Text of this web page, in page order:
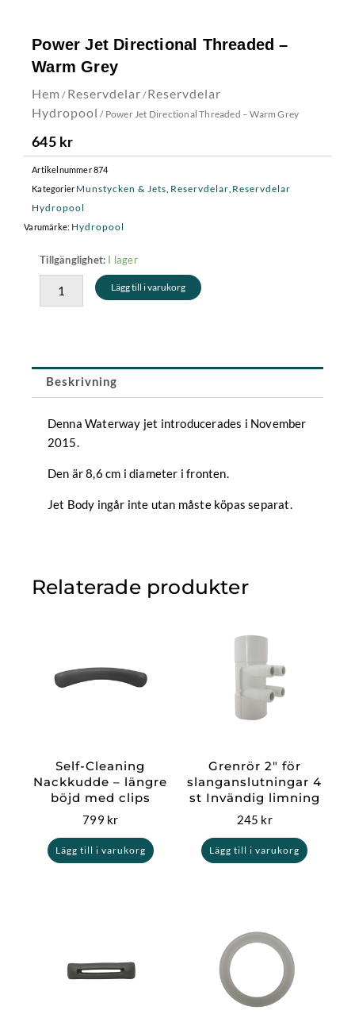
Power Jet Directional Threaded –
Warm Grey
Hem / Reservdelar /Reservdelar
Hydropool / Power Jet Directional Threaded – Warm Grey
645 kr
Artikelnummer874
Kategorier Munstycken & Jets Reservdelar Reservdelar
Hydropool
Varumärke: Hydropool
Tillgänglighet: I lager
Power
Jet
Directional
Threaded
mängd
Lägg till i varukorg
Beskrivning
Denna Waterway jet introducerades i November
2015.
Den är 8,6 cm i diameter i fronten.
Jet Body ingår inte utan måste köpas separat.
Relaterade produkter
Self-Cleaning
Nackkudde – längre
böjd med clips
799 kr
Lägg till i varukorg
Grenrör 2″ för
slanganslutningar 4
st Invändig limning
245 kr
Lägg till i varukorg